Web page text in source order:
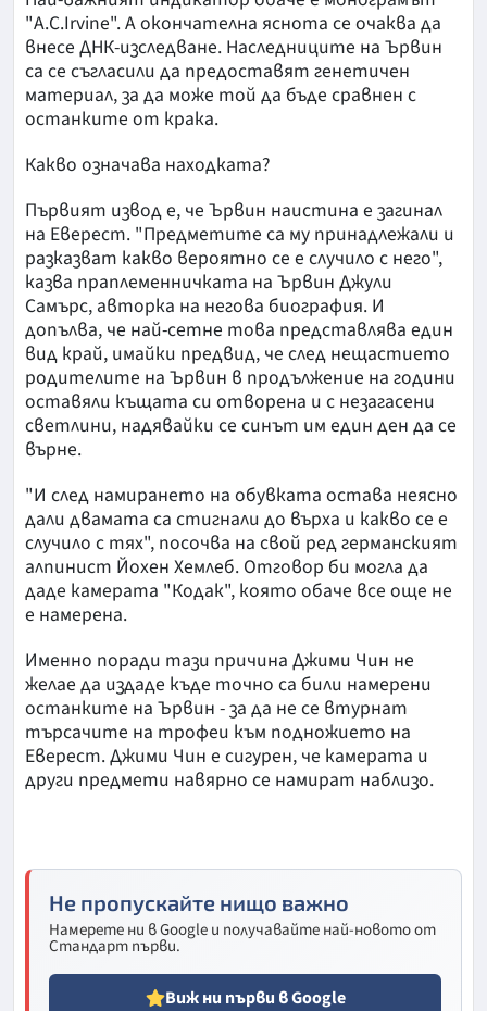
"A.C.Irvine". А окончателна яснота се очаква да
внесе ДНК-изследване. Наследниците на Ървин
са се съгласили да предоставят генетичен
материал, за да може той да бъде сравнен с
останките от крака.
Какво означава находката?
Първият извод е, че Ървин наистина е загинал
на Еверест. "Предметите са му принадлежали и
разказват какво вероятно се е случило с него",
казва праплеменничката на Ървин Джули
Самърс, авторка на негова биография. И
допълва, че най-сетне това представлява един
вид край, имайки предвид, че след нещастието
родителите на Ървин в продължение на години
оставяли къщата си отворена и с незагасени
светлини, надявайки се синът им един ден да се
върне.
"И след намирането на обувката остава неясно
дали двамата са стигнали до върха и какво се е
случило с тях", посочва на свой ред германският
алпинист Йохен Хемлеб. Отговор би могла да
даде камерата "Кодак", която обаче все още не
е намерена.
Именно поради тази причина Джими Чин не
желае да издаде къде точно са били намерени
останките на Ървин - за да не се втурнат
търсачите на трофеи към подножието на
Еверест. Джими Чин е сигурен, че камерата и
други предмети навярно се намират наблизо.
Не пропускайте нищо важно
Намерете ни в Google и получавайте най-новото от
Стандарт първи.
Виж ни първи в Google